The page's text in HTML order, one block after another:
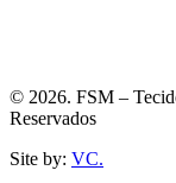
© 2026. FSM –
Reservados
Site by: VC.